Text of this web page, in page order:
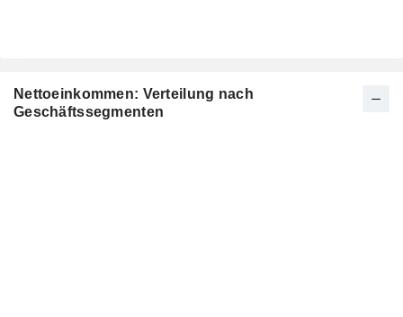
Nettoeinkommen: Verteilung nach
Geschäftssegmenten